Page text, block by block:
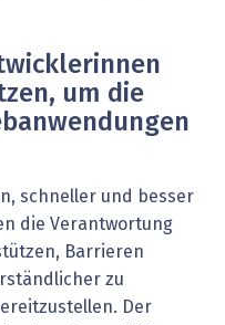
um die
schneller und besser
die Verantwortung
Barrieren
zu
Der